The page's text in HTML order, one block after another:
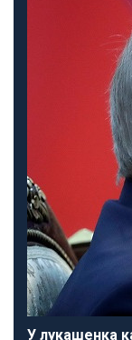
У лукашенка